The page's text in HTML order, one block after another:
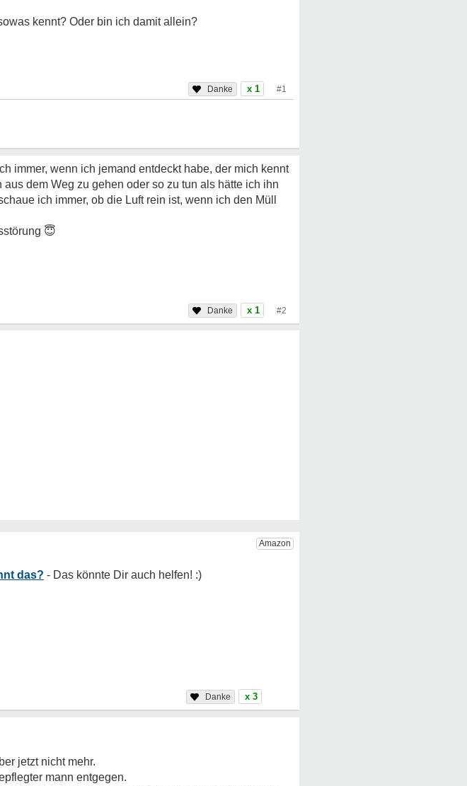
kennt? Oder bin ich damit allein?
x 1 #1
immer, wenn ich jemand entdeckt habe, der mich kennt
dem Weg zu gehen oder so zu tun als hätte ich ihn
ich immer, ob die Luft rein ist, wenn ich den Müll
😇
x 1 #2
das?
x 3
jetzt nicht mehr.
mann entgegen.